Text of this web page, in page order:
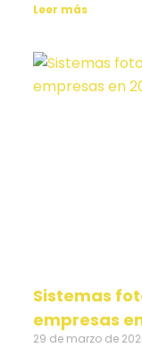
Leer más
Sistemas
empresas
29 de marzo de